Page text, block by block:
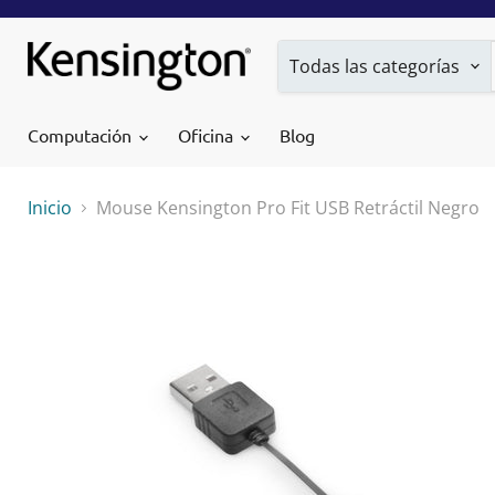
Todas las categorías
Computación Oficina Blog
Inicio Mouse Kensington Pro Fit USB Retráctil Negro